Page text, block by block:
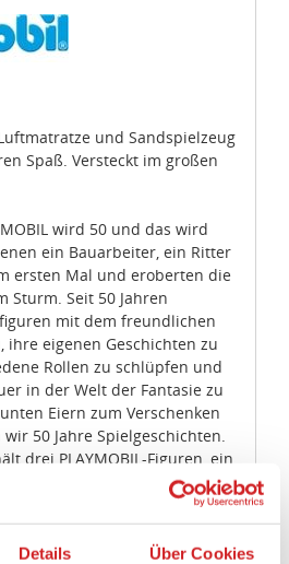
Details Über Cookies
und Sandspielzeug
Spaß. Versteckt im großen
wird 50 und das wird
ein Bauarbeiter, ein Ritter
ersten Mal und eroberten die
Sturm. Seit 50 Jahren
mit dem freundlichen
ihre eigenen Geschichten zu
Rollen zu schlüpfen und
in der Welt der Fantasie zu
Eiern zum Verschenken
50 Jahre Spielgeschichten.
drei PLAYMOBIL-Figuren, ein
eine Luftmatratze,
weitere tolle Extras. Das Ei
verwendet werden.
für Kinder ab 4 Jahren!